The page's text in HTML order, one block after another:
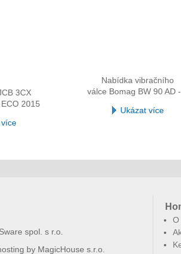
3CX
2015
více
Nabídka vibračního
válce Bomag BW 90 AD
Ukázat více
spol. s r.o.
by MagicHouse s.r.o.
O